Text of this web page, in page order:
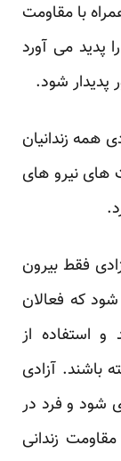
با مقاومت
پدید می آورد
پدیدار شود.
همه زندانیان
های نیرو های
فقط بیرون
که فعالان
و استفاده از
باشند. آزادی
شود و فرد در
زندانی